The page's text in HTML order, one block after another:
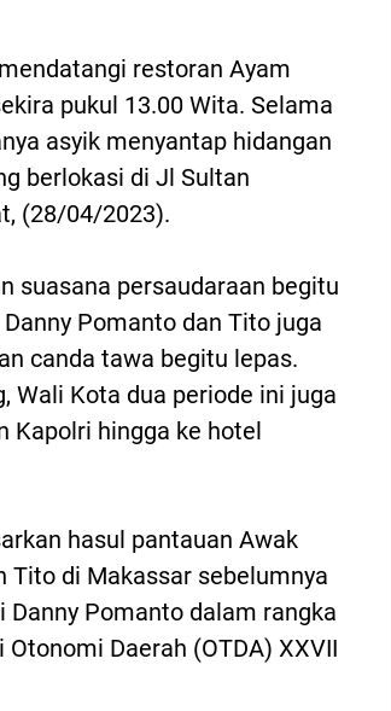
restoran Ayam
pukul 13.00 Wita. Selama
asyik menyantap hidangan
berlokasi di Jl Sultan
(28/04/2023).
suasana persaudaraan begitu
Pomanto dan Tito juga
canda tawa begitu lepas.
Wali Kota dua periode ini juga
Kapolri hingga ke hotel
hasul pantauan Awak
Tito di Makassar sebelumnya
Danny Pomanto dalam rangka
Daerah (OTDA) XXVII